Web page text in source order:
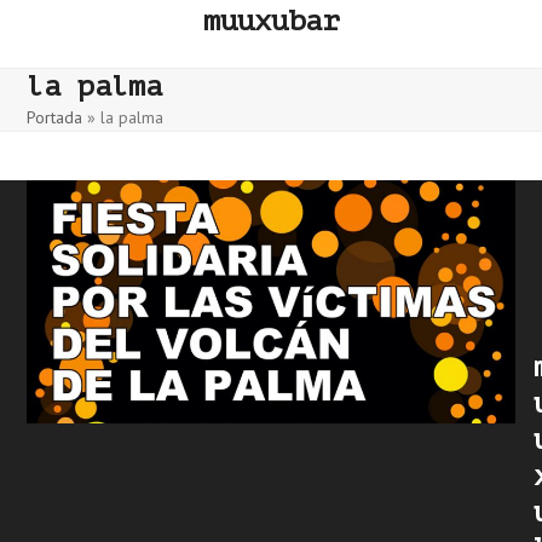
content
muuxubar
la palma
Portada » la palma